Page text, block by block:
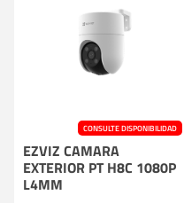
CONSULTE DISPONIBILIDAD
EZVIZ CAMARA
EXTERIOR PT H8C 1080P
L4MM